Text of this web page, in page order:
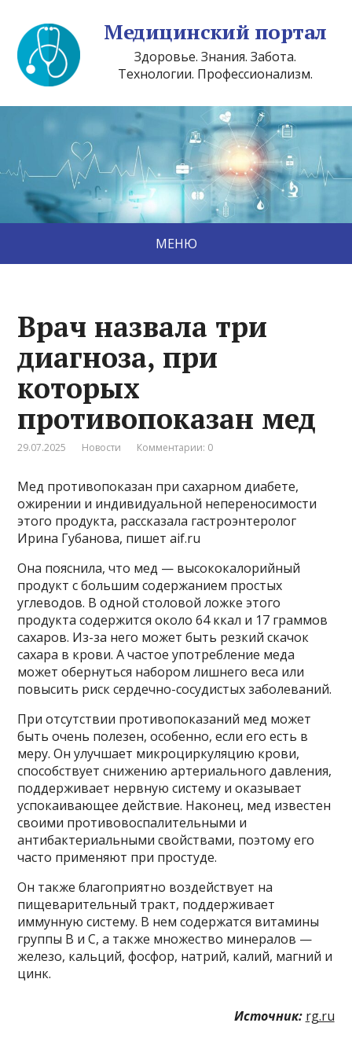
Медицинский портал
Здоровье. Знания. Забота.
Технологии. Профессионализм.
МЕНЮ
Врач назвала три
диагноза, при
которых
противопоказан мед
29.07.2025 Новости Комментарии: 0
Мед противопоказан при сахарном диабете,
ожирении и индивидуальной непереносимости
этого продукта, рассказала гастроэнтеролог
Ирина Губанова, пишет aif.ru
Она пояснила, что мед — высококалорийный
продукт с большим содержанием простых
углеводов. В одной столовой ложке этого
продукта содержится около 64 ккал и 17 граммов
сахаров. Из-за него может быть резкий скачок
сахара в крови. А частое употребление меда
может обернуться набором лишнего веса или
повысить риск сердечно-сосудистых заболеваний.
При отсутствии противопоказаний мед может
быть очень полезен, особенно, если его есть в
меру. Он улучшает микроциркуляцию крови,
способствует снижению артериального давления,
поддерживает нервную систему и оказывает
успокаивающее действие. Наконец, мед известен
своими противовоспалительными и
антибактериальными свойствами, поэтому его
часто применяют при простуде.
Он также благоприятно воздействует на
пищеварительный тракт, поддерживает
иммунную систему. В нем содержатся витамины
группы В и С, а также множество минералов —
железо, кальций, фосфор, натрий, калий, магний и
цинк.
Источник: rg.ru